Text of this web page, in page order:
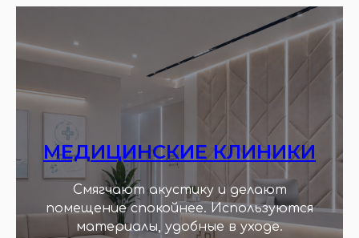
МЕДИЦИНСКИЕ КЛИНИКИ
Смягчают акустику и делают
помещение спокойнее. Используются
материалы, удобные в уходе.